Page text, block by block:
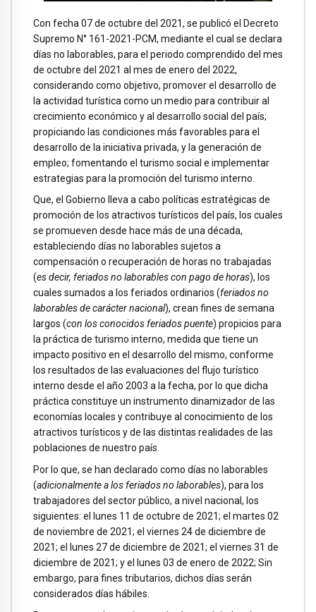
Con fecha 07 de octubre del 2021, se publicó el Decreto
Supremo N° 161-2021-PCM, mediante el cual se declara
días no laborables, para el periodo comprendido del mes
de octubre del 2021 al mes de enero del 2022,
considerando como objetivo, promover el desarrollo de
la actividad turística como un medio para contribuir al
crecimiento económico y al desarrollo social del país;
propiciando las condiciones más favorables para el
desarrollo de la iniciativa privada, y la generación de
empleo; fomentando el turismo social e implementar
estrategias para la promoción del turismo interno.
Que, el Gobierno lleva a cabo políticas estratégicas de
promoción de los atractivos turísticos del país, los cuales
se promueven desde hace más de una década,
estableciendo días no laborables sujetos a
compensación o recuperación de horas no trabajadas
(es decir, feriados no laborables con pago de horas), los
cuales sumados a los feriados ordinarios (feriados no
laborables de carácter nacional), crean fines de semana
largos (con los conocidos feriados puente) propicios para
la práctica de turismo interno, medida que tiene un
impacto positivo en el desarrollo del mismo, conforme
los resultados de las evaluaciones del flujo turístico
interno desde el año 2003 a la fecha, por lo que dicha
práctica constituye un instrumento dinamizador de las
economías locales y contribuye al conocimiento de los
atractivos turísticos y de las distintas realidades de las
poblaciones de nuestro país.
Por lo que, se han declarado como días no laborables
(adicionalmente a los feriados no laborables), para los
trabajadores del sector público, a nivel nacional, los
siguientes: el lunes 11 de octubre de 2021; el martes 02
de noviembre de 2021; el viernes 24 de diciembre de
2021; el lunes 27 de diciembre de 2021; el viernes 31 de
diciembre de 2021; y el lunes 03 de enero de 2022; Sin
embargo, para fines tributarios, dichos días serán
considerados días hábiles.